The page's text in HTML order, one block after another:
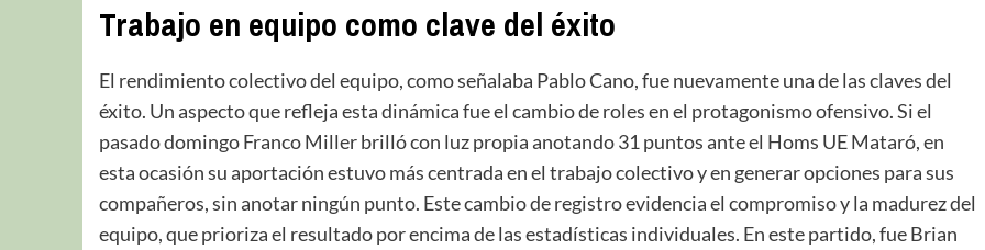
Trabajo en equipo como clave del éxito
El rendimiento colectivo del equipo, como señalaba Pablo Cano, fue nuevamente una de las claves del
éxito. Un aspecto que refleja esta dinámica fue el cambio de roles en el protagonismo ofensivo. Si el
pasado domingo Franco Miller brilló con luz propia anotando 31 puntos ante el Homs UE Mataró, en
esta ocasión su aportación estuvo más centrada en el trabajo colectivo y en generar opciones para sus
compañeros, sin anotar ningún punto. Este cambio de registro evidencia el compromiso y la madurez del
equipo, que prioriza el resultado por encima de las estadísticas individuales. En este partido, fue Brian